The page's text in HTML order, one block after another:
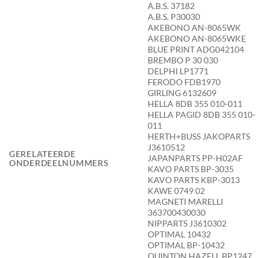
GERELATEERDE
ONDERDEELNUMMERS
A.B.S. 37182
A.B.S. P30030
AKEBONO AN-8065WK
AKEBONO AN-8065WKE
BLUE PRINT ADG042104
BREMBO P 30 030
DELPHI LP1771
FERODO FDB1970
GIRLING 6132609
HELLA 8DB 355 010-011
HELLA PAGID 8DB 355 010-
011
HERTH+BUSS JAKOPARTS
J3610512
JAPANPARTS PP-H02AF
KAVO PARTS BP-3035
KAVO PARTS KBP-3013
KAWE 0749 02
MAGNETI MARELLI
363700430030
NIPPARTS J3610302
OPTIMAL 10432
OPTIMAL BP-10432